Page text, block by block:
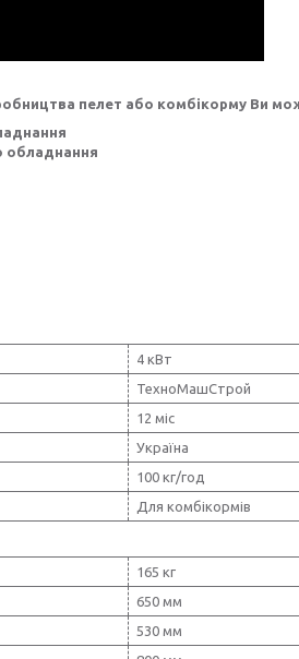
пелет або комбікорму Ви
обладнання
4 кВт
ТехноМашСтрой
12 міс
Україна
100 кг/год
Для комбікормів
165 кг
650 мм
530 мм